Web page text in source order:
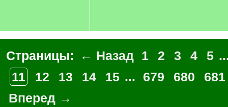
Страницы: ← Назад 1 2 3 4 5
11
12 13 14 15 ... 679 680
681
Вперед →